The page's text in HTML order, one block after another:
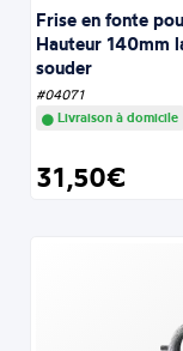
Frise en fonte
Hauteur 140mm
souder
#04071
Livraison à domicile
31,50€